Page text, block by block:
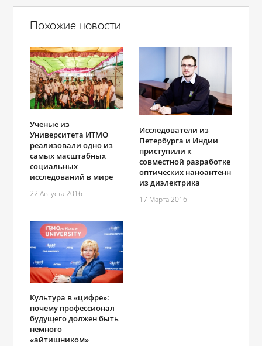
Похожие новости
Ученые из
Университета ИТМО
реализовали одно из
самых масштабных
социальных
исследований в мире
22 Августа 2016
Исследователи из
Петербурга и Индии
приступили к
совместной разработке
оптических наноантенн
из диэлектрика
17 Марта 2016
Культура в «цифре»:
почему профессионал
будущего должен быть
немного
«айтишником»